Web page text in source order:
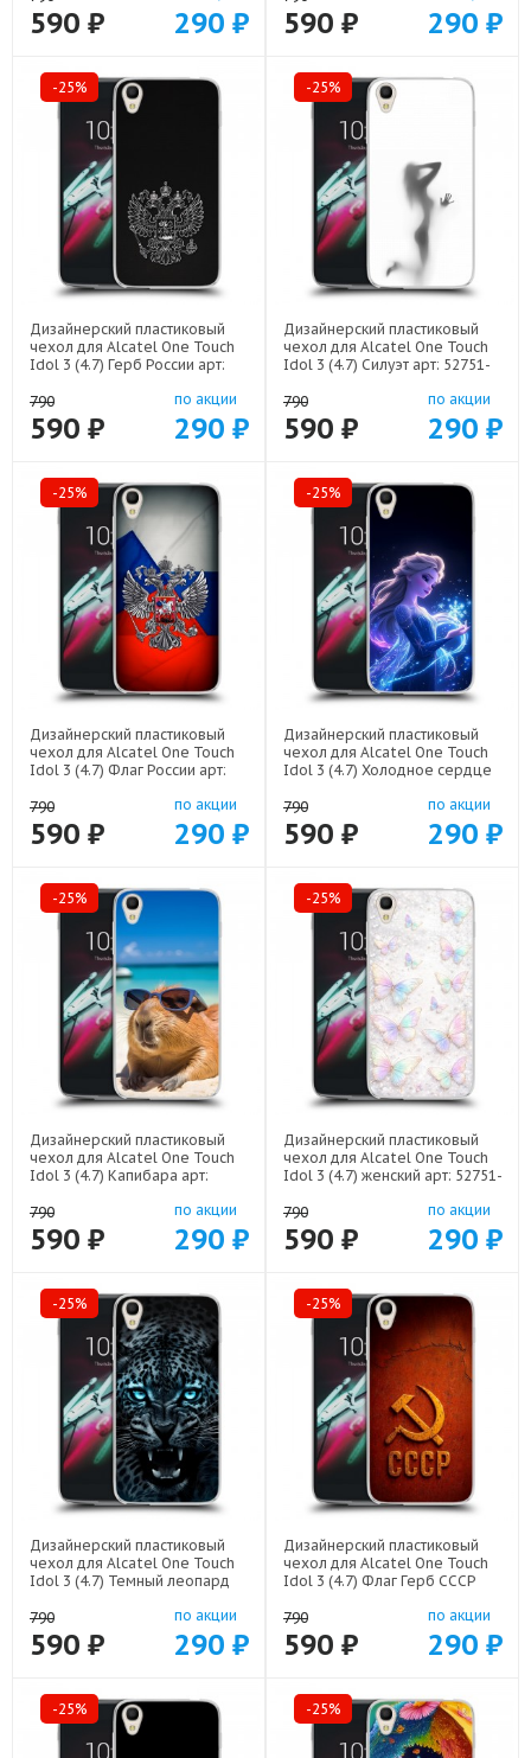
590 ₽ 290 ₽ 590 ₽ 290 ₽
-25%
Дизайнерский пластиковый
чехол для Alcatel One Touch
Idol 3 (4.7) Герб России арт:
790
590 ₽
по акции
290 ₽
-25%
Дизайнерский пластиковый
чехол для Alcatel One Touch
Idol 3 (4.7) Силуэт арт: 52751-
790
590 ₽
по акции
290 ₽
-25%
Дизайнерский пластиковый
чехол для Alcatel One Touch
Idol 3 (4.7) Флаг России арт:
790
590 ₽
по акции
290 ₽
-25%
Дизайнерский пластиковый
чехол для Alcatel One Touch
Idol 3 (4.7) Холодное сердце
790
590 ₽
по акции
290 ₽
-25%
Дизайнерский пластиковый
чехол для Alcatel One Touch
Idol 3 (4.7) Капибара арт:
790
590 ₽
по акции
290 ₽
-25%
Дизайнерский пластиковый
чехол для Alcatel One Touch
Idol 3 (4.7) женский арт: 52751-
790
590 ₽
по акции
290 ₽
-25%
Дизайнерский пластиковый
чехол для Alcatel One Touch
Idol 3 (4.7) Темный леопард
790
590 ₽
по акции
290 ₽
-25%
Дизайнерский пластиковый
чехол для Alcatel One Touch
Idol 3 (4.7) Флаг Герб СССР
790
590 ₽
по акции
290 ₽
-25% -25%